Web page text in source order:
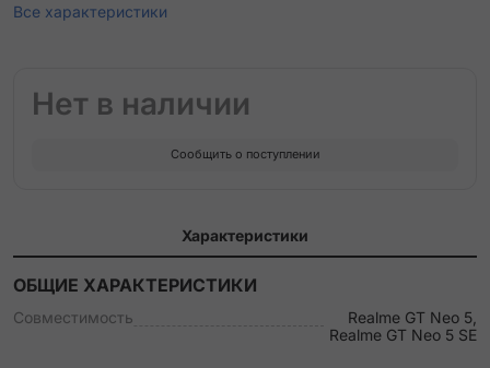
Все характеристики
Нет в наличии
Сообщить о поступлении
Характеристики
ОБЩИЕ ХАРАКТЕРИСТИКИ
Совместимость
Realme GT Neo 5,
Realme GT Neo 5 SE